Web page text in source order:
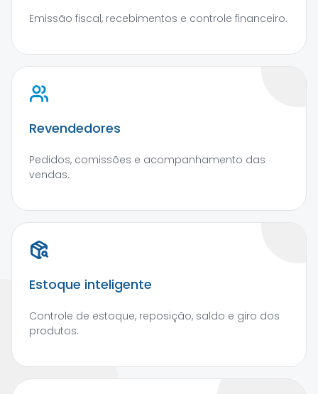
Emissão fiscal, recebimentos e controle financeiro.
Revendedores
Pedidos, comissões e acompanhamento das
vendas.
Estoque inteligente
Controle de estoque, reposição, saldo e giro dos
produtos.